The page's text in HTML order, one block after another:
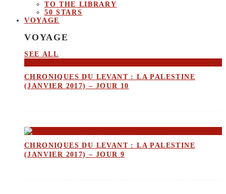
TO THE LIBRARY
50 STARS
VOYAGE
VOYAGE
SEE ALL
CHRONIQUES DU LEVANT : LA PALESTINE
(JANVIER 2017) – JOUR 10
CHRONIQUES DU LEVANT : LA PALESTINE
(JANVIER 2017) – JOUR 9